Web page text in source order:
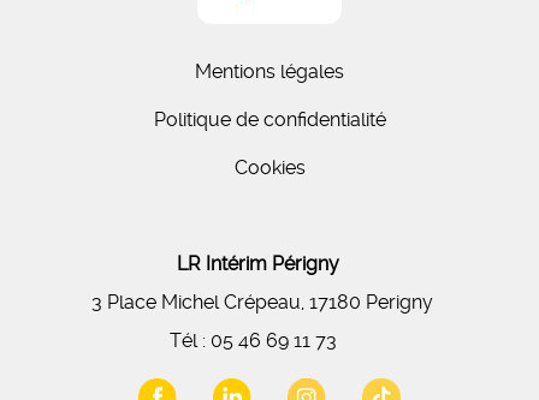
Mentions légales
Politique de confidentialité
Cookies
LR Intérim Périgny
3 Place Michel Crépeau, 17180 Perigny
Tél : 05 46 69 11 73